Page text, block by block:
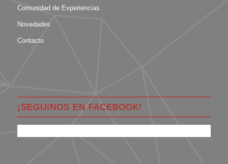
Comunidad de Experiencias
Novedades
Contacto
¡SEGUINOS EN FACEBOOK!